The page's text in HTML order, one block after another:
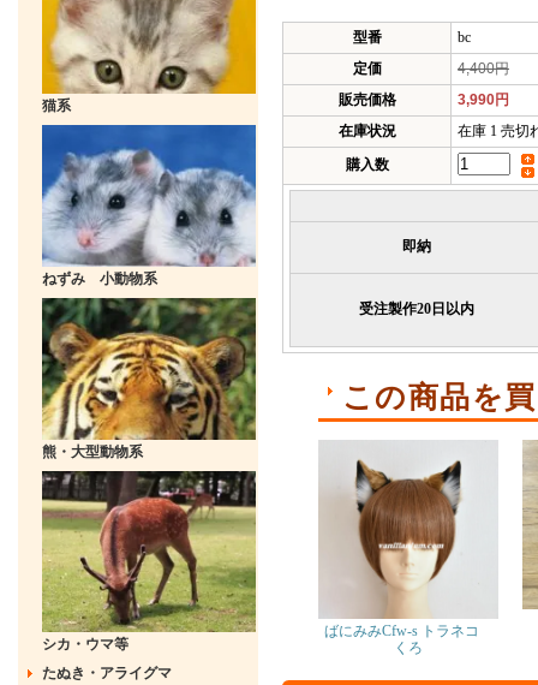
猫系
ねずみ 小動物系
熊・大型動物系
シカ・ウマ等
たぬき・アライグマ
型番
bc
定価
4,400円
販売価格
3,990円
在庫状況
在庫 1 売切
購入数
即納
受注製作20日以内
この商品を
ばにみみCfw-s トラネコ
くろ